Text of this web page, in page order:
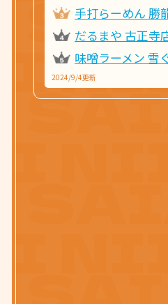
手打らーめん 勝
だるまや 古正寺
味噌ラーメン 雪
2024/9/4更新